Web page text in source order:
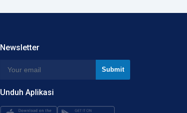
Newsletter
Unduh Aplikasi